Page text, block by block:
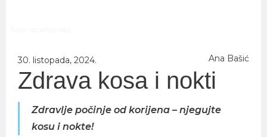
30. listopada, 2024. Ana Bašić
Zdrava kosa i nokti
Zdravlje počinje od korijena – njegujte
kosu i nokte!